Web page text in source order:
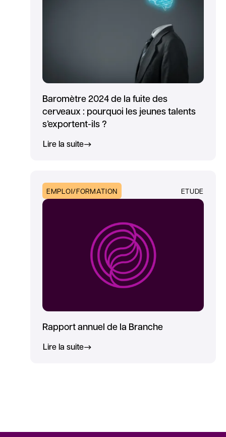
Baromètre 2024 de la fuite des
cerveaux : pourquoi les jeunes talents
s’exportent-ils ?
Lire la suite
EMPLOI/FORMATION ETUDE
Rapport annuel de la Branche
Lire la suite